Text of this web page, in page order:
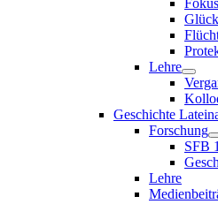
Lehre
Geschichte
Forschung
SFB
Lehre